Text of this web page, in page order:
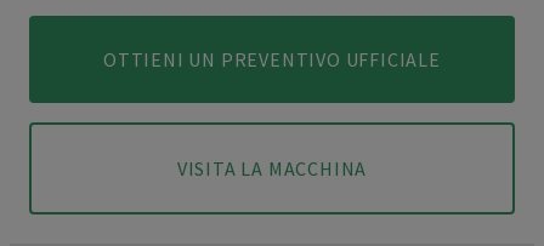
OTTIENI UN PREVENTIVO UFFICIALE
VISITA LA MACCHINA